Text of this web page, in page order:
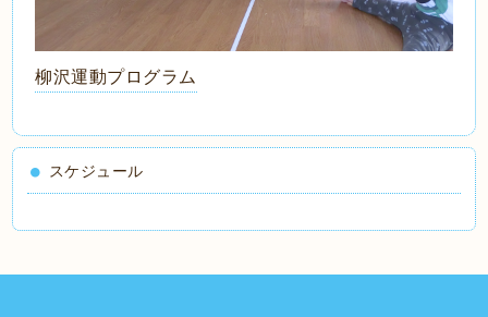
柳沢運動プログラム
スケジュール